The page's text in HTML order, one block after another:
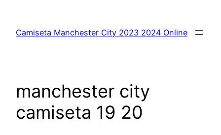
contenido
Camiseta Manchester City 2023 2024 Online
manchester city
camiseta 19 20